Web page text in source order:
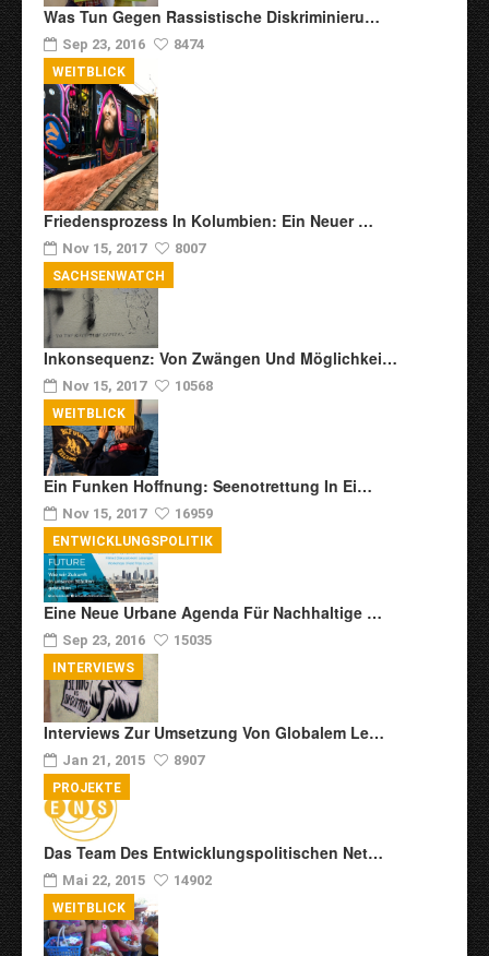
Was Tun Gegen Rassistische Diskriminieru…
Sep 23, 2016 8474
Friedensprozess In Kolumbien: Ein Neuer …
Nov 15, 2017 8007
WEITBLICK
Inkonsequenz: Von Zwängen Und Möglichkei…
Nov 15, 2017 10568
SACHSENWATCH
Ein Funken Hoffnung: Seenotrettung In Ei…
Nov 15, 2017 16959
WEITBLICK
Eine Neue Urbane Agenda Für Nachhaltige …
Sep 23, 2016 15035
ENTWICKLUNGSPOLITIK
Interviews Zur Umsetzung Von Globalem Le…
Jan 21, 2015 8907
INTERVIEWS
Das Team Des Entwicklungspolitischen Net…
Mai 22, 2015 14902
PROJEKTE
WEITBLICK